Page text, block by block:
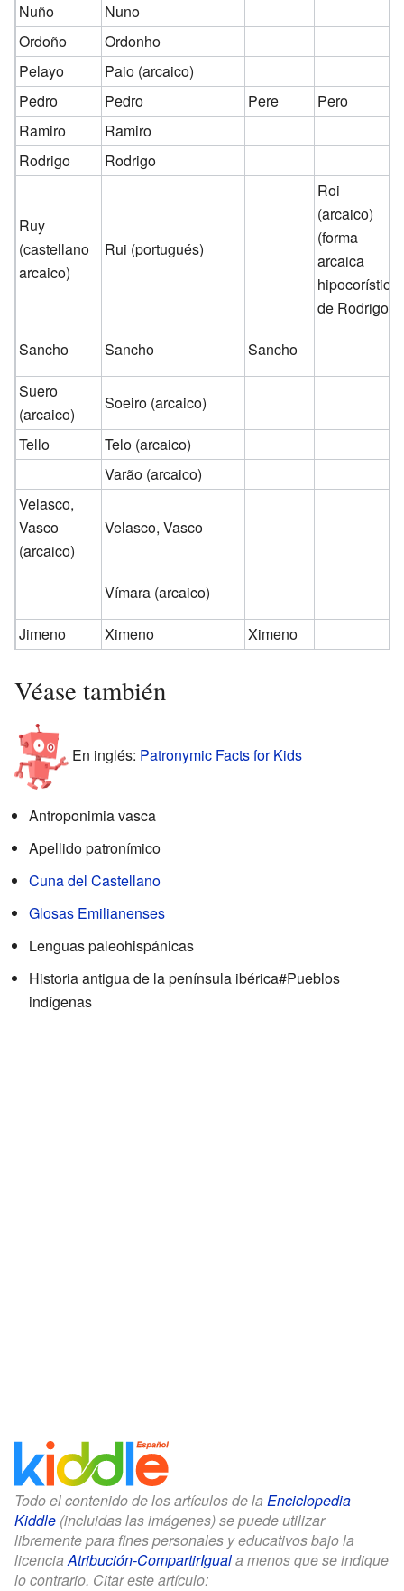
Nuño
Nuno
Ordoño
Ordonho
Pelayo
Paio (arcaico)
Pedro
Pedro Pere
Pero
Ramiro
Ramiro
Rodrigo
Rodrigo
Ruy
(castellano
arcaico)
Rui (portugués)
Roi
(arcaico)
(forma
arcaica
hipocorística
de Rodrigo)
Sancho
Sancho
Sancho
Suero
(arcaico)
Soeiro (arcaico)
Tello
Telo (arcaico)
Varão (arcaico)
Velasco,
Vasco
(arcaico)
Velasco, Vasco
Vímara (arcaico)
Jimeno
Ximeno Ximeno
Véase también
En inglés: Patronymic Facts for Kids
Antroponimia vasca
Apellido patronímico
Cuna del Castellano
Glosas Emilianenses
Lenguas paleohispánicas
Historia antigua de la península ibérica#Pueblos
indígenas
Todo el contenido de los artículos de la Enciclopedia
Kiddle (incluidas las imágenes) se puede utilizar
libremente para fines personales y educativos bajo la
licenciaAtribución-CompartirIguala menos que se indique
lo contrario. Citar este artículo: